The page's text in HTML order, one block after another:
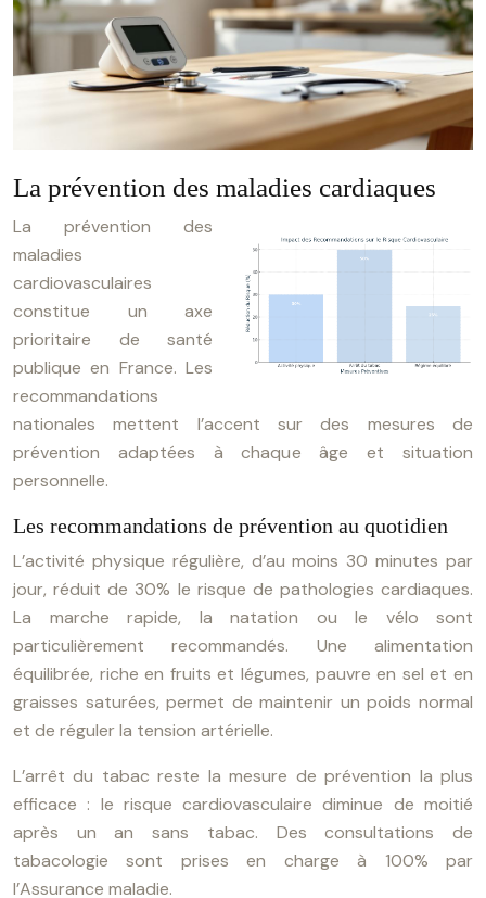
La prévention des maladies cardiaques
La prévention des
maladies
cardiovasculaires
constitue un axe
prioritaire de santé
publique en France. Les
recommandations
nationales mettent l’accent sur des mesures de
prévention adaptées à chaque âge et situation
personnelle.
Les recommandations de prévention au quotidien
L’activité physique régulière, d’au moins 30 minutes par
jour, réduit de 30% le risque de pathologies cardiaques.
La marche rapide, la natation ou le vélo sont
particulièrement recommandés. Une alimentation
équilibrée, riche en fruits et légumes, pauvre en sel et en
graisses saturées, permet de maintenir un poids normal
et de réguler la tension artérielle.
L’arrêt du tabac reste la mesure de prévention la plus
efficace : le risque cardiovasculaire diminue de moitié
après un an sans tabac. Des consultations de
tabacologie sont prises en charge à 100% par
l’Assurance maladie.